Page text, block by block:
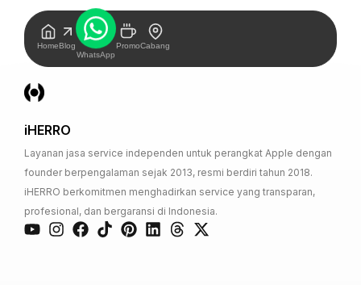
HomeBlog
WhatsApp
PromoCabang
iHERRO
Layanan jasa service independen untuk perangkat Apple dengan
founder berpengalaman sejak 2013, resmi berdiri tahun 2018.
iHERRO berkomitmen menghadirkan service yang transparan,
profesional, dan bergaransi di Indonesia.